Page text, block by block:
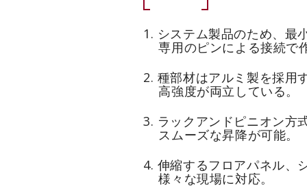
1. システム製品のため、最
専用のピンによる接続で
2. 種部材はアルミ製を採用
高強度が両立している。
3. ラックアンドピニオン方
スムーズな昇降が可能。
4. 伸縮するフロアパネル、
様々な現場に対応。